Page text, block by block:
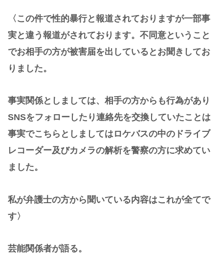
〈この件で性的暴行と報道されておりますが一部事
実と違う報道がされております。不同意ということ
でお相手の方が被害届を出しているとお聞きしてお
りました。
事実関係としましては、相手の方からも行為があり
SNSをフォローしたり連絡先を交換していたことは
事実でこちらとしましてはロケバスの中のドライブ
レコーダー及びカメラの解析を警察の方に求めてい
ました。
私が弁護士の方から聞いている内容はこれが全てで
す〉
芸能関係者が語る。